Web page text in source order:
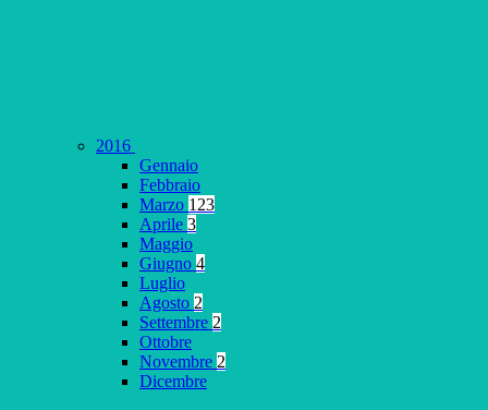
2016
Gennaio
Febbraio
Marzo 123
Aprile 3
Maggio
Giugno 4
Luglio
Agosto 2
Settembre 2
Ottobre
Novembre 2
Dicembre